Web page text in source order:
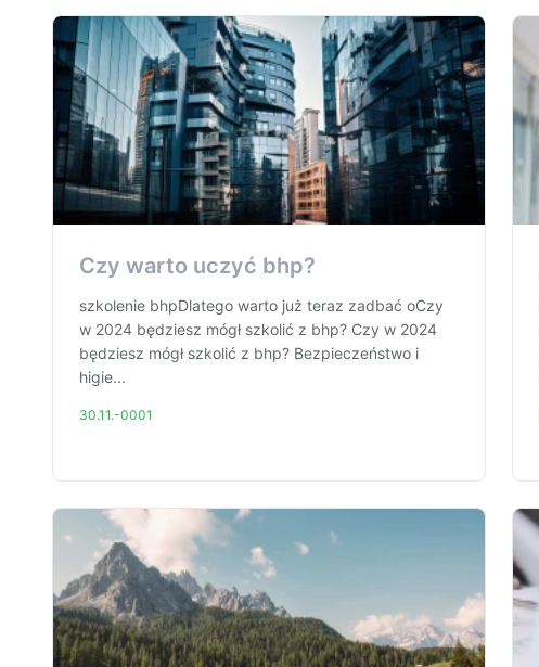
Czy warto uczyć bhp?
szkolenie bhpDlatego warto już teraz zadbać oCzy
w 2024 będziesz mógł szkolić z bhp? Czy w 2024
będziesz mógł szkolić z bhp? Bezpieczeństwo i
higie...
30.11.-0001